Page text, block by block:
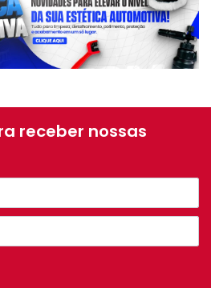
receber nossas